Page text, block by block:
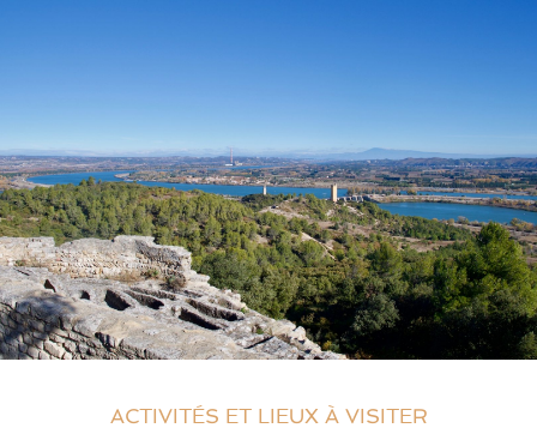
ACTIVITÉS ET LIEUX À VISITER